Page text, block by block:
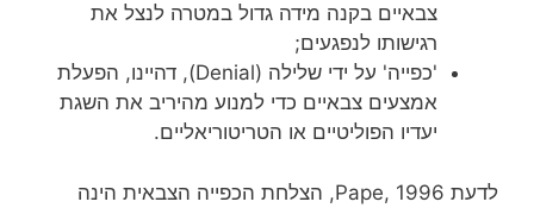
צבאיים בקנה מידה גדול במטרה לנצל את
רגישותו לנפגעים;
'כפייה' על ידי שלילה (Denial), דהיינו, הפעלת
אמצעים צבאיים כדי למנוע מהיריב את השגת
יעדיו הפוליטיים או הטריטוריאליים.
לדעת Pape, 1996, הצלחת הכפייה הצבאית הינה